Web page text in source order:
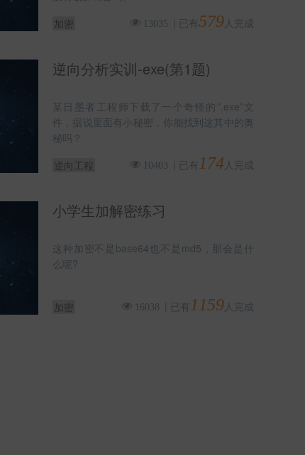
加密
13035 已有579人完成
逆向分析实训-exe(第1题)
某日墨者工程师下载了一个奇怪的”.exe”文
件，据说里面有小秘密，你能找到这其中的奥
秘吗？
逆向工程
10403 已有 174 人完成
小学生加解密练习
这种加密不是base64也不是md5，那会是什
么呢?
加密 16038 已有 1159人完成